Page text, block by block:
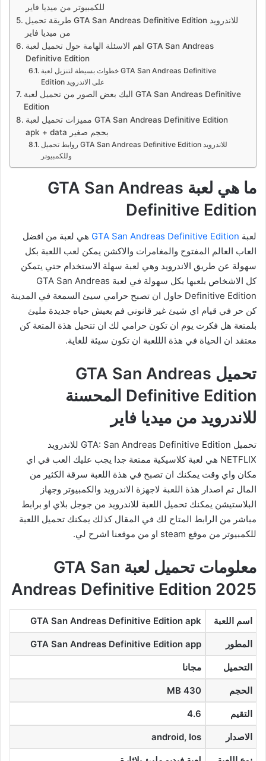
طريقة تحميل GTA San Andreas Definitive Edition للاندرويد
من ميديا فاير
اهم الاسئلة الهامة حول تحميل لعبة GTA San Andreas
Definitive Edition
خطوات بسيطة لتنزيل لعبة GTA San Andreas Definitive
Edition على الاندرويد
اليك بعض الصور من تحميل لعبة GTA San Andreas Definitive
Edition
مميزات تحميل لعبة GTA San Andreas Definitive Edition
apk + data بحجم صغير
روابط تحميل GTA San Andreas Definitive Edition للاندرويد
وللكمبيوتر
ما هي لعبة GTA San Andreas
Definitive Edition
لعبة GTA San Andreas Definitive Edition هي لعبة من افضل
العاب العالم المفتوح والمغامرات والاكشن يمكن لعب اللعبة بكل
سهولة عن طريق الاندرويد وهي لعبة سهلة الاستخدام حتي يتمكن
كل الاشخاص بلعبها بكل سهولة في لعبة GTA San Andreas
Definitive Edition حاول ان تصبح حرامي سيئ السمعة في المدينة
كن حر في قيام اي شيئ غير قانوني فم بعيش حياه جديدة مليئ
بلمتعة هل فكرت يوم ان تكون حرامي لك ان تتحيل هذة المتعة كن
معتقد ان الحياة في هذة الللعبة ان تكون سيئة للغاية.
تحميل GTA San Andreas
Definitive Edition المحسنة
للاندرويد من ميديا فاير
تحميل GTA: San Andreas Definitive Edition للاندرويد
NETFLIX هي لعبة كلاسيكية ممتعة جدا يجب عليك العب في اي
مكان واي وقت يمكنك ان تصبح في هذة اللعبة سرقة الكثير من
المال تم اصدار هذة اللعبة لاجهزة الاندرويد والكمبيوتر وجهاز
البلاستيشن يمكنك تحميل اللعبة للاندرويد من جوجل بلاي او برابط
مباشر من الرابط المتاح لك في المقال كذلك يمكنك تحميل اللعبة
للكمبيوتر من موقع steam او من موقعنا اشرح لي.
معلومات تحميل لعبة GTA San
Andreas Definitive Edition 2025
اسم اللعبة GTA San Andreas Definitive Edition apk
المطور GTA San Andreas Definitive Edition app
التحميل مجانا
الحجم 430 MB
التقيم 4.6
الاصدار android, Ios